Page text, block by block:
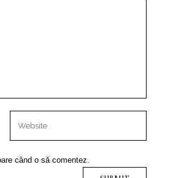
când o să comentez.